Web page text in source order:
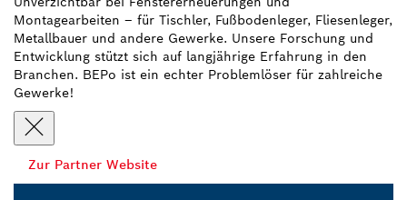
Montagearbeiten – für Tischler, Fußbodenleger, Fliesenleger,
Metallbauer und andere Gewerke. Unsere Forschung und
Entwicklung stützt sich auf langjährige Erfahrung in den
Branchen. BEPo ist ein echter Problemlöser für zahlreiche
Gewerke!
Zur Partner Website